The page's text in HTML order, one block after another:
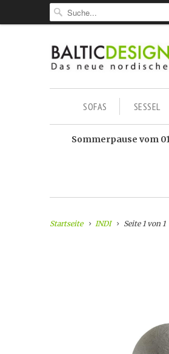
SOFAS SESSEL
Sommerpause vom
Startseite INDI Seite 1 von 1